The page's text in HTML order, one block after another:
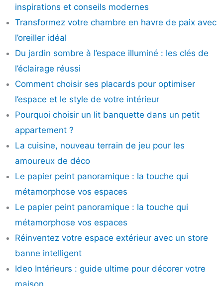
inspirations et conseils modernes
Transformez votre chambre en havre de paix avec
l’oreiller idéal
Du jardin sombre à l’espace illuminé : les clés de
l’éclairage réussi
Comment choisir ses placards pour optimiser
l’espace et le style de votre intérieur
Pourquoi choisir un lit banquette dans un petit
appartement ?
La cuisine, nouveau terrain de jeu pour les
amoureux de déco
Le papier peint panoramique : la touche qui
métamorphose vos espaces
Le papier peint panoramique : la touche qui
métamorphose vos espaces
Réinventez votre espace extérieur avec un store
banne intelligent
Ideo Intérieurs : guide ultime pour décorer votre
maison